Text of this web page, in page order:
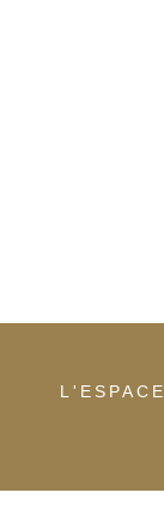
L'ESPACE